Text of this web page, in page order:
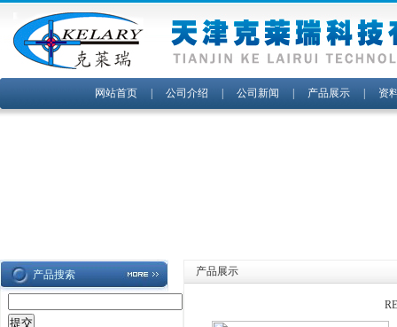
网站首页 公司介绍 公司新闻 产品展示 资
产品搜索 产品展示